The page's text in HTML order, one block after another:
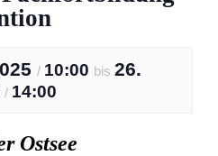
/ 10:00 bis 26.
/ 14:00
Ostsee